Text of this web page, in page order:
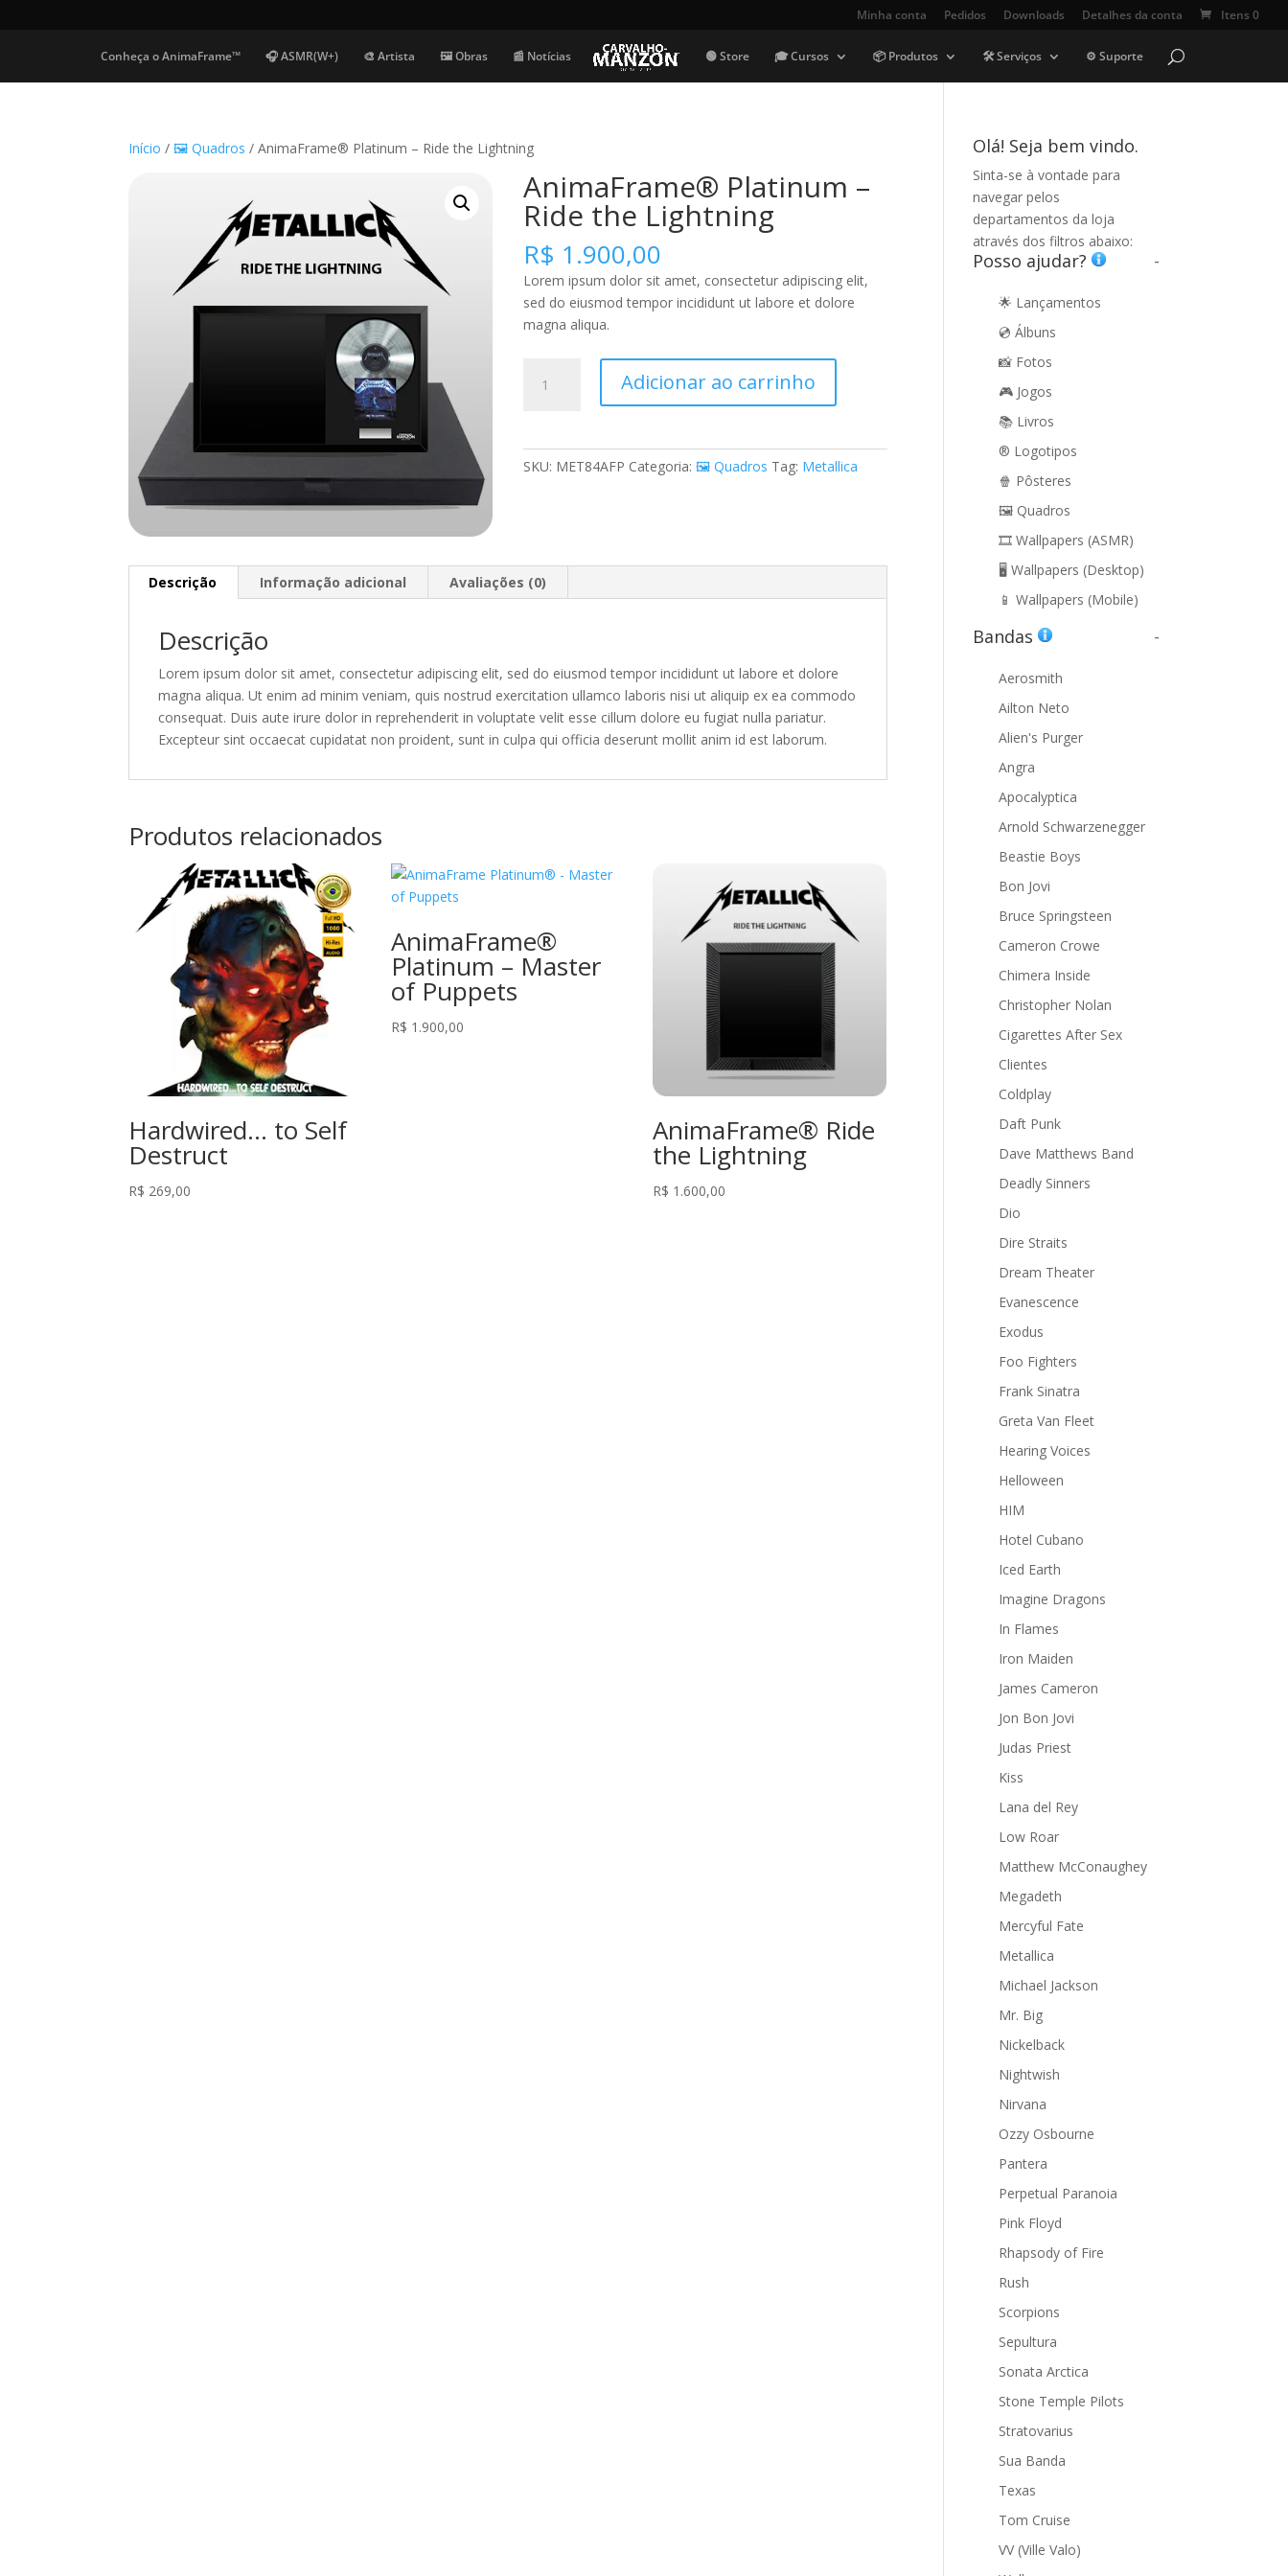
Minha conta Pedidos Downloads Detalhes da conta Itens 0
Conheça o AnimaFrame™ 🎧 ASMR(W+) 🎨 Artista 🖼️ Obras 📰 Notícias 🟢 Store 🎓 Cursos 📦 Produtos 🛠️ Serviços ⚙️ Suporte
Início /🖼️ Quadros / AnimaFrame® Platinum – Ride the Lightning
AnimaFrame® Platinum –
Ride the Lightning
R$ 1.900,00
Lorem ipsum dolor sit amet, consectetur adipiscing elit,
sed do eiusmod tempor incididunt ut labore et dolore
magna aliqua.
Platinum
Adicionar ao carrinho
SKU: MET84AFP Categoria:🖼️ Quadros Tag: Metallica
Descrição Informação adicional Avaliações (0)
Descrição
Lorem ipsum dolor sit amet, consectetur adipiscing elit, sed do eiusmod tempor incididunt ut labore et dolore
magna aliqua. Ut enim ad minim veniam, quis nostrud exercitation ullamco laboris nisi ut aliquip ex ea commodo
consequat. Duis aute irure dolor in reprehenderit in voluptate velit esse cillum dolore eu fugiat nulla pariatur.
Excepteur sint occaecat cupidatat non proident, sunt in culpa qui officia deserunt mollit anim id est laborum.
Produtos relacionados
Hardwired… to Self
Destruct
R$ 269,00
AnimaFrame®
Platinum – Master
of Puppets
R$ 1.900,00
AnimaFrame® Ride
the Lightning
R$ 1.600,00
Olá! Seja bem vindo.
Sinta-se à vontade para
navegar pelos
departamentos da loja
através dos filtros abaixo:
Posso ajudar? -
🌟 Lançamentos
💿 Álbuns
📸 Fotos
🎮 Jogos
📚 Livros
®️ Logotipos
🍿 Pôsteres
🖼️ Quadros
🎞️ Wallpapers (ASMR)
🖥️ Wallpapers (Desktop)
📱 Wallpapers (Mobile)
Bandas -
Aerosmith
Ailton Neto
Alien's Purger
Angra
Apocalyptica
Arnold Schwarzenegger
Beastie Boys
Bon Jovi
Bruce Springsteen
Cameron Crowe
Chimera Inside
Christopher Nolan
Cigarettes After Sex
Clientes
Coldplay
Daft Punk
Dave Matthews Band
Deadly Sinners
Dio
Dire Straits
Dream Theater
Evanescence
Exodus
Foo Fighters
Frank Sinatra
Greta Van Fleet
Hearing Voices
Helloween
HIM
Hotel Cubano
Iced Earth
Imagine Dragons
In Flames
Iron Maiden
James Cameron
Jon Bon Jovi
Judas Priest
Kiss
Lana del Rey
Low Roar
Matthew McConaughey
Megadeth
Mercyful Fate
Metallica
Michael Jackson
Mr. Big
Nickelback
Nightwish
Nirvana
Ozzy Osbourne
Pantera
Perpetual Paranoia
Pink Floyd
Rhapsody of Fire
Rush
Scorpions
Sepultura
Sonata Arctica
Stone Temple Pilots
Stratovarius
Sua Banda
Texas
Tom Cruise
VV (Ville Valo)